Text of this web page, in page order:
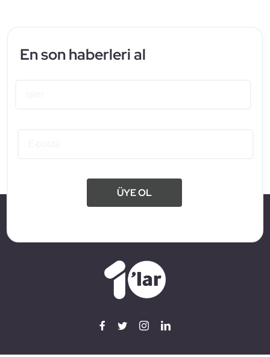
En son haberleri al
ÜYE OL